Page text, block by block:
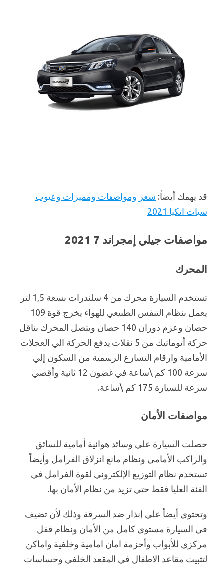
قد يهمك أيضاً: سعر ومواصفات ومميزات وعيوب
سيات اتكيا 2021
مواصفات جيلي إمجراند 7 2021
المحرك
تستخدم السيارة محرك من 4 سلندرات بسعة 1,5 لتر
يعمل بنظام التنفس الطبيعي للهواء يخرج قوة 109
حصان وعزم دوران 140 حصان ويتصل المحرك بناقل
حركة أتوماتيك من 5 نقلات يدفع الحركة الي العجلات
الأمامية وارقام التسارع الرسمية من السكون إلي
سرعة 100 كم \ساعة في غضون 12 ثانية وأقصي
سرعة للسيارة 175 كم \ساعة.
مواصفات الأمان
حصلت السيارة علي وسائد هوائية أمامية للسائق
والراكب الأمامي ونظام مانع انزلاق الفرامل وأيضاً
تستخدم نظام التوزيع الإلكتروني لقوة الفرامل في
الفئة العليا فقط حتي تزيد من نظام الأمان بها.
وتحتوي أيضاً علي إنذار ضد السرقة وذلك لأن تضيف
في السيارة مستوي كامل من الأمان ونظام قفل
مركزي للأبواب وأحزمة امان امامية وخلفية واماكن
لتثبيت مقاعد الاطفال في المقعد الخلفي وحساسات